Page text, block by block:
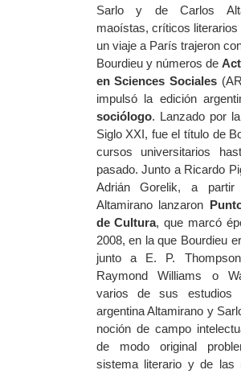
Sarlo y de Carlos
maoístas, críticos
un viaje a París trajeron
Bourdieu y números de
en Sciences Sociales
impulsó la edición
sociólogo. Lanzado por
Siglo XXI, fue el título de
cursos universitarios
pasado. Junto a Ricardo
Adrián Gorelik, a
Altamirano lanzaron
de Cultura, que marcó
2008, en la que Bourdieu
junto a E. P.
Raymond Williams o
varios de sus estudios
argentina Altamirano y
noción de campo
de modo original
sistema literario y de las